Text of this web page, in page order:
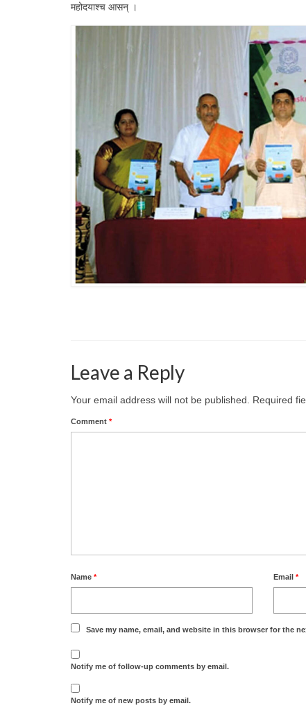
महोदयाश्च आसन् ।
Leave a Reply
Your email address will not be published. Required
Comment *
Name * Email*
Save my name, email, and website in this browser for the
Notify me of follow-up comments by email.
Notify me of new posts by email.